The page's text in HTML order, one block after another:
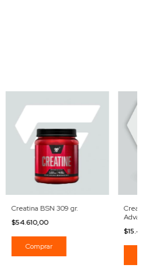
Creatina BSN 309 gr.
$54.610,00